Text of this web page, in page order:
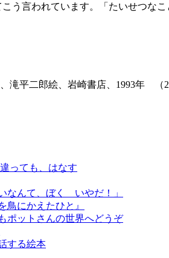
こう言われています。「たいせつ
平二郎絵、岩崎書店、1993年 （
っても、はなす
なんて、ぼく いやだ！」
鳥にかえたひと』
ポットさんの世界へどうぞ
する絵本